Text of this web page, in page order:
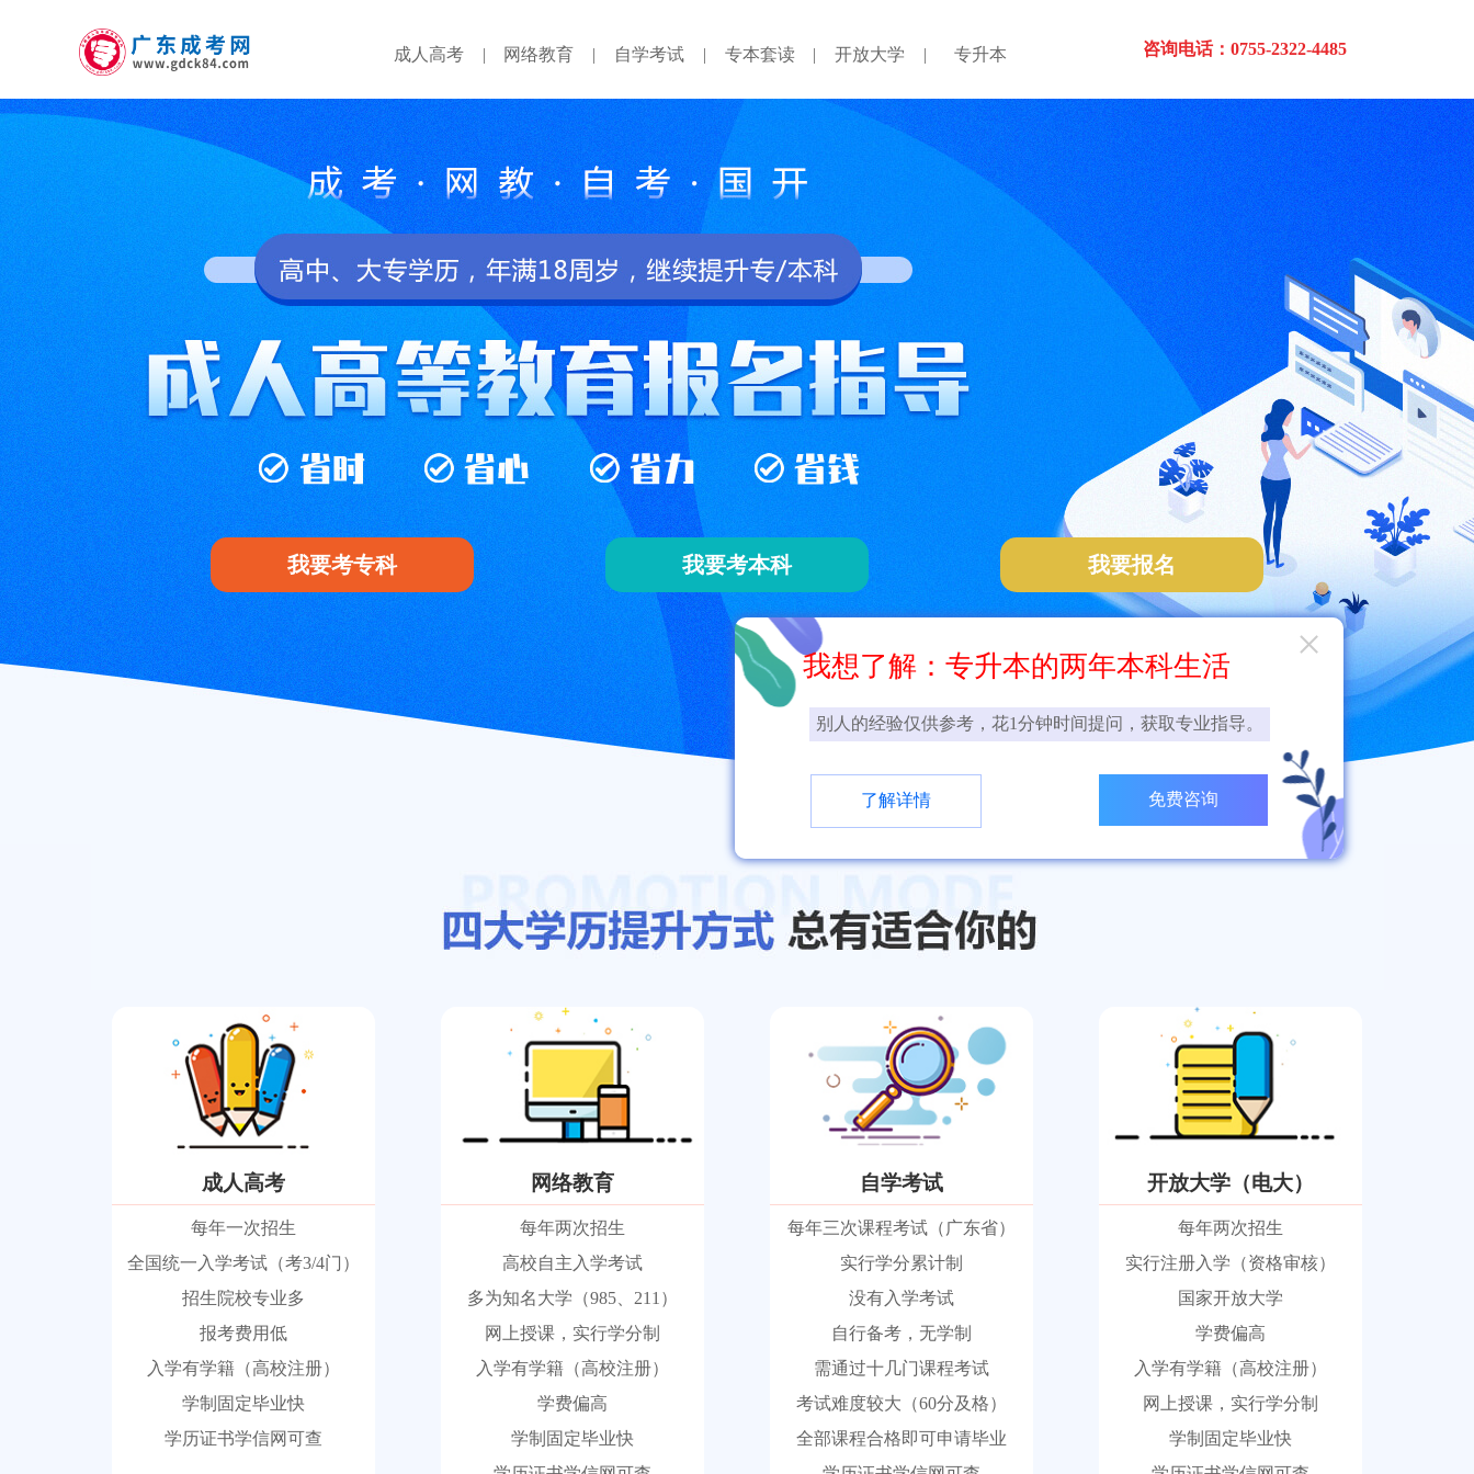
成人高考 | 网络教育 | 自学考试 | 专本套读 | 开放大学 | 专升本 咨询电话：0755-2322-4485
×
我想了解：专升本的两年本科生活
别人的经验仅供参考，花1分钟时间提问，获取专业指导。
了解详情 免费咨询
我要考专科 我要考本科 我要报名
成人高考
每年一次招生
全国统一入学考试（考3/4门）
招生院校专业多
报考费用低
入学有学籍（高校注册）
学制固定毕业快
学历证书学信网可查
网络教育
每年两次招生
高校自主入学考试
多为知名大学（985、211）
网上授课，实行学分制
入学有学籍（高校注册）
学费偏高
学制固定毕业快
自学考试
每年三次课程考试（广东省）
实行学分累计制
没有入学考试
自行备考，无学制
需通过十几门课程考试
考试难度较大（60分及格）
全部课程合格即可申请毕业
开放大学（电大）
每年两次招生
实行注册入学（资格审核）
国家开放大学
学费偏高
入学有学籍（高校注册）
网上授课，实行学分制
学制固定毕业快